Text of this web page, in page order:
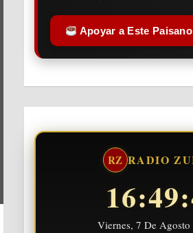
Apoyar a Este Paisano
RZ RADIO
Viernes, 7 De Agosto